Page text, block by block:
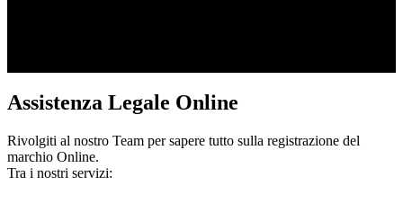
Assistenza Legale Online
Rivolgiti al nostro Team per sapere tutto sulla registrazione del
marchio Online.
Tra i nostri servizi: